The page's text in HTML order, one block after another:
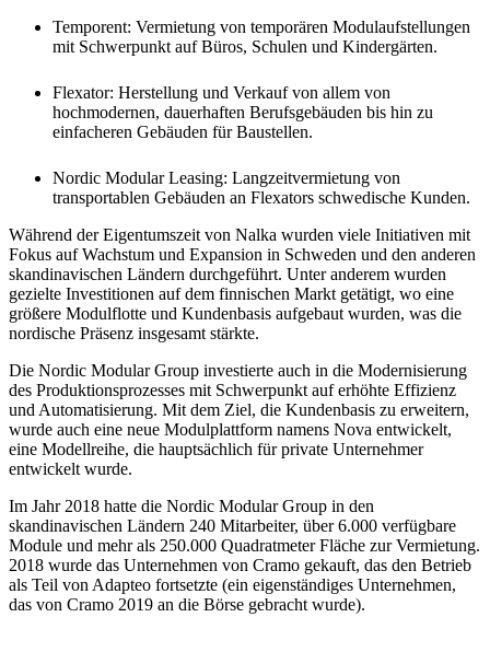
Temporent: Vermietung von temporären Modulaufstellungen
mit Schwerpunkt auf Büros, Schulen und Kindergärten.
Flexator: Herstellung und Verkauf von allem von
hochmodernen, dauerhaften Berufsgebäuden bis hin zu
einfacheren Gebäuden für Baustellen.
Nordic Modular Leasing: Langzeitvermietung von
transportablen Gebäuden an Flexators schwedische Kunden.
Während der Eigentumszeit von Nalka wurden viele Initiativen mit
Fokus auf Wachstum und Expansion in Schweden und den anderen
skandinavischen Ländern durchgeführt. Unter anderem wurden
gezielte Investitionen auf dem finnischen Markt getätigt, wo eine
größere Modulflotte und Kundenbasis aufgebaut wurden, was die
nordische Präsenz insgesamt stärkte.
Die Nordic Modular Group investierte auch in die Modernisierung
des Produktionsprozesses mit Schwerpunkt auf erhöhte Effizienz
und Automatisierung. Mit dem Ziel, die Kundenbasis zu erweitern,
wurde auch eine neue Modulplattform namens Nova entwickelt,
eine Modellreihe, die hauptsächlich für private Unternehmer
entwickelt wurde.
Im Jahr 2018 hatte die Nordic Modular Group in den
skandinavischen Ländern 240 Mitarbeiter, über 6.000 verfügbare
Module und mehr als 250.000 Quadratmeter Fläche zur Vermietung.
2018 wurde das Unternehmen von Cramo gekauft, das den Betrieb
als Teil von Adapteo fortsetzte (ein eigenständiges Unternehmen,
das von Cramo 2019 an die Börse gebracht wurde).